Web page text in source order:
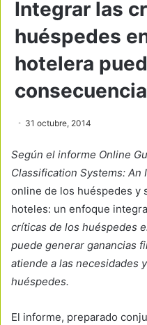
Integrar las
huéspedes
hotelera
31 octubre, 2014
Según el informe Online
Classification Systems: An
online de los huéspedes y
hoteles: un enfoque
críticas de los huéspedes
puede generar ganancias
atiende a las necesidades
huéspedes.
El informe, preparado